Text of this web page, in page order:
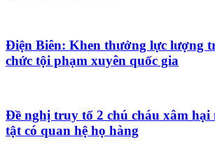
Điện Biên: Khen thưởng lực lượng
chức tội phạm xuyên quốc gia
Đề nghị truy tố 2 chú cháu xâm
tật có quan hệ họ hàng